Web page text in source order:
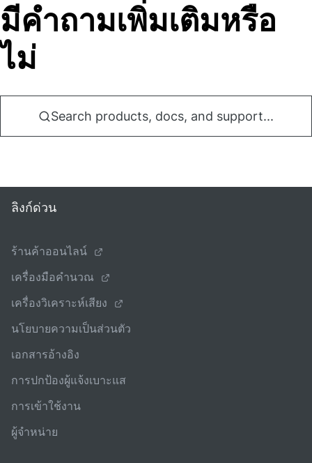
มีคําถามเพิ่มเติมหรือ
ไม่
Search products, docs, and support...
ลิงก์ด่วน
ร้านค้าออนไลน์
เครื่องมือคํานวณ
เครื่องวิเคราะห์เสียง
นโยบายความเป็นส่วนตัว
เอกสารอ้างอิง
การปกป้องผู้แจ้งเบาะแส
การเข้าใช้งาน
ผู้จําหน่าย